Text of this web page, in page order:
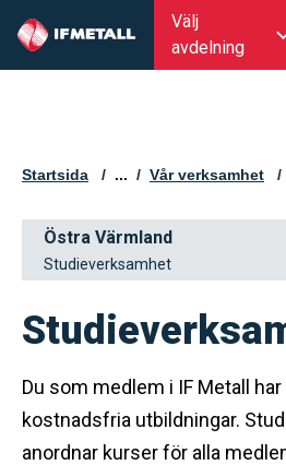
Välj
avdelning
Startsida ... Vår verksamhet
Östra Värmland
Studieverksamhet
Du som medlem i IF Metall
kostnadsfria utbildningar.
anordnar kurser för alla